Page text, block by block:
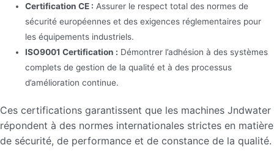
Certification CE : Assurer le respect total des normes de
sécurité européennes et des exigences réglementaires pour
les équipements industriels.
ISO9001 Certification : Démontrer l’adhésion à des systèmes
complets de gestion de la qualité et à des processus
d’amélioration continue.
Ces certifications garantissent que les machines Jndwater
répondent à des normes internationales strictes en matière
de sécurité, de performance et de constance de la qualité.